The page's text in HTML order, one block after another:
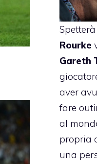
Rourke
Gareth
aver
fare
al
propria
una